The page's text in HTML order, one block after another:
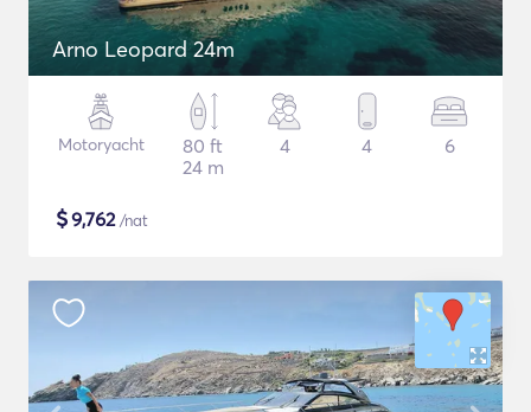
Arno Leopard 24m
Motoryacht
80 ft
24 m
4 4 6
$9,762/nat